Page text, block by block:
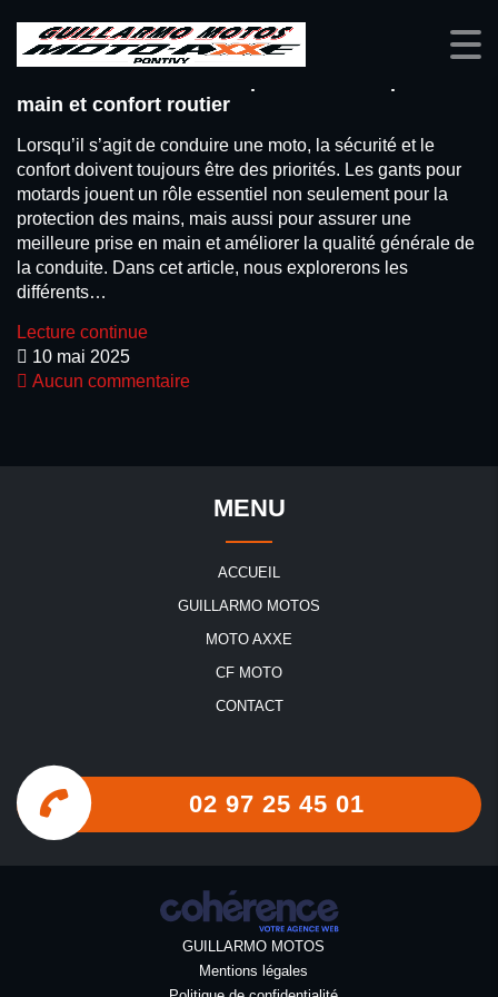
main et confort routier
Lorsqu’il s’agit de conduire une moto, la sécurité et le
confort doivent toujours être des priorités. Les gants pour
motards jouent un rôle essentiel non seulement pour la
protection des mains, mais aussi pour assurer une
meilleure prise en main et améliorer la qualité générale de
la conduite. Dans cet article, nous explorerons les
différents…
Lecture continue
10 mai 2025
Aucun commentaire
MENU
ACCUEIL
GUILLARMO MOTOS
MOTO AXXE
CF MOTO
CONTACT
02 97 25 45 01
GUILLARMO MOTOS
Mentions légales